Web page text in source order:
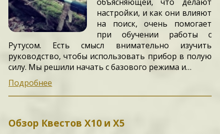
настройки, и как они влияют
на поиск, очень помогает
при обучении работы с
Рутусом. Есть смысл внимательно изучить
руководство, чтобы использовать прибор в полую
силу. Мы решили начать с базового режима и…
Подробнее
Обзор Квестов X10 и X5